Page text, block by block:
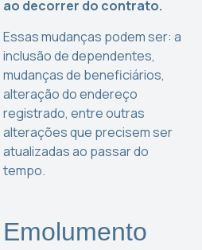
ao decorrer do contrato.
Essas mudanças podem ser: a
inclusão de dependentes,
mudanças de beneficiários,
alteração do endereço
registrado, entre outras
alterações que precisem ser
atualizadas ao passar do
tempo.
Emolumento